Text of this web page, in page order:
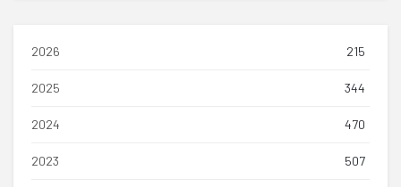
2026 215
2025 344
2024 470
2023 507